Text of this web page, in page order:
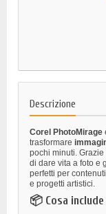
Descrizione
Corel PhotoMirage
trasformare
pochi minuti. Grazie
di dare vita a foto e
perfetti per
e progetti artistici.
📦 Cosa